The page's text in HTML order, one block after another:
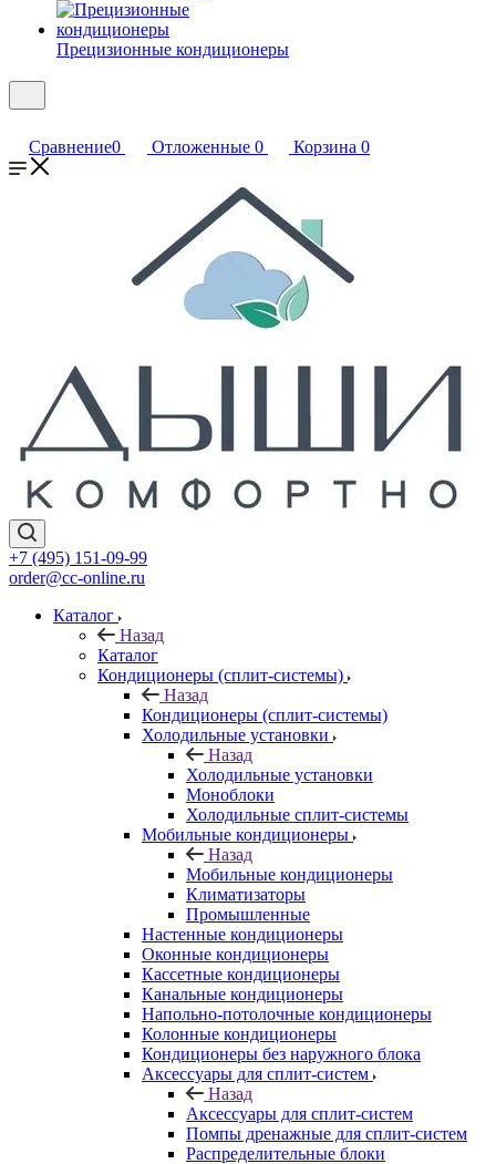
Прецизионные кондиционеры
Сравнение0 Отложенные 0 Корзина 0
+7 (495) 151-09-99
order@cc-online.ru
Каталог
Назад
Каталог
Кондиционеры (сплит-системы)
Назад
Кондиционеры (сплит-системы)
Холодильные установки
Назад
Холодильные установки
Моноблоки
Холодильные сплит-системы
Мобильные кондиционеры
Назад
Мобильные кондиционеры
Климатизаторы
Промышленные
Настенные кондиционеры
Оконные кондиционеры
Кассетные кондиционеры
Канальные кондиционеры
Напольно-потолочные кондиционеры
Колонные кондиционеры
Кондиционеры без наружного блока
Аксессуары для сплит-систем
Назад
Аксессуары для сплит-систем
Помпы дренажные для сплит-систем
Распределительные блоки